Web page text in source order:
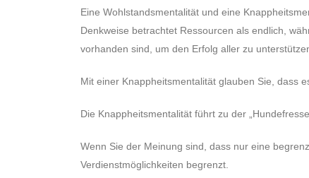
Eine Wohlstandsmentalität und eine
Denkweise betrachtet Ressourcen als endlich,
vorhanden sind, um den Erfolg aller zu
Mit einer Knappheitsmentalität glauben Sie, dass
Die Knappheitsmentalität führt zu der
Wenn Sie der Meinung sind, dass nur eine
Verdienstmöglichkeiten begrenzt.